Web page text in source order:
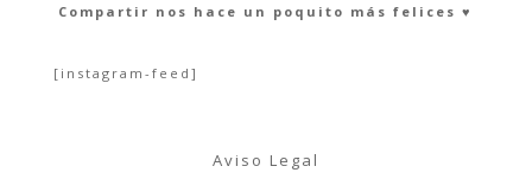
Compartir nos hace un poquito más felices ♥︎
[instagram-feed]
Aviso Legal